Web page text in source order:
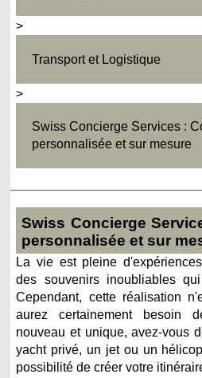
>
Transport et Logistique
>
Swiss Concierge Services :
personnalisée et sur mesure
Swiss Concierge
personnalisée et sur
La vie est pleine
des souvenirs inoubliables
Cependant, cette réalisation
aurez certainement besoin
nouveau et unique, avez-vous
yacht privé, un jet ou un
possibilité de créer votre